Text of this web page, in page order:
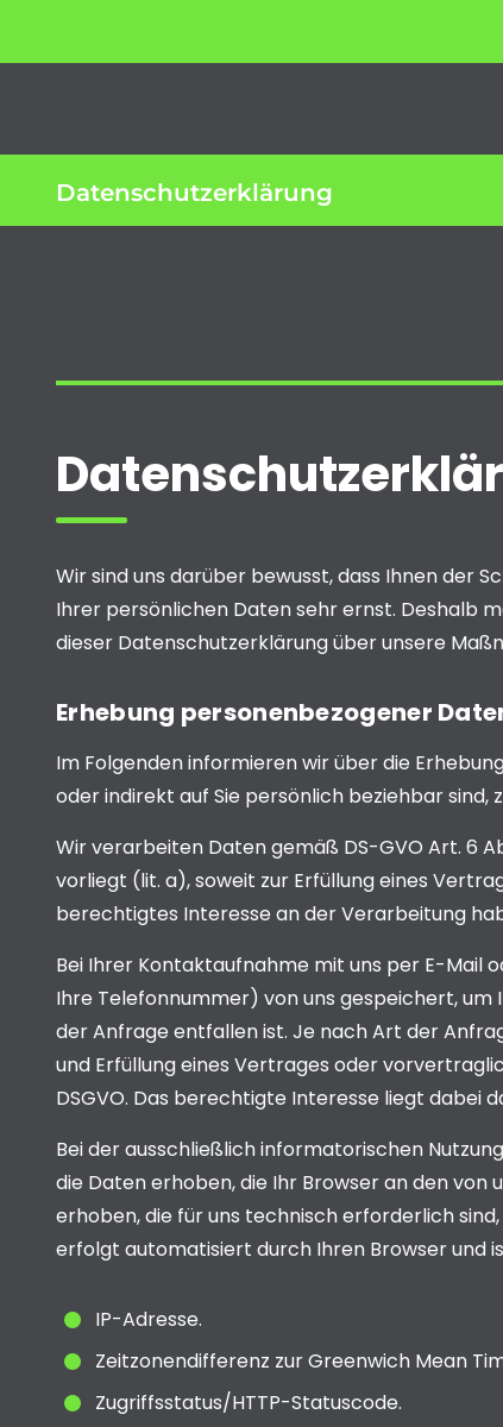
Datenschutzerklärung
Wir sind uns darüber bewusst, dass Ihnen der
Ihrer persönlichen Daten sehr ernst. Deshalb
dieser Datenschutzerklärung über unsere
Erhebung personenbezogener
Im Folgenden informieren wir über die
oder indirekt auf Sie persönlich beziehbar sind,
Wir verarbeiten Daten gemäß DS-GVO Art. 6
vorliegt (lit. a), soweit zur Erfüllung eines
berechtigtes Interesse an der Verarbeitung
Bei Ihrer Kontaktaufnahme mit uns per E-Mail
Ihre Telefonnummer) von uns gespeichert,
der Anfrage entfallen ist. Je nach Art der
und Erfüllung eines Vertrages oder
DSGVO. Das berechtigte Interesse liegt dabei
Bei der ausschließlich informatorischen
die Daten erhoben, die Ihr Browser an den
erhoben, die für uns technisch erforderlich
erfolgt automatisiert durch Ihren Browser und
IP-Adresse.
Zeitzonendifferenz zur Greenwich Mean
Zugriffsstatus/HTTP-Statuscode.